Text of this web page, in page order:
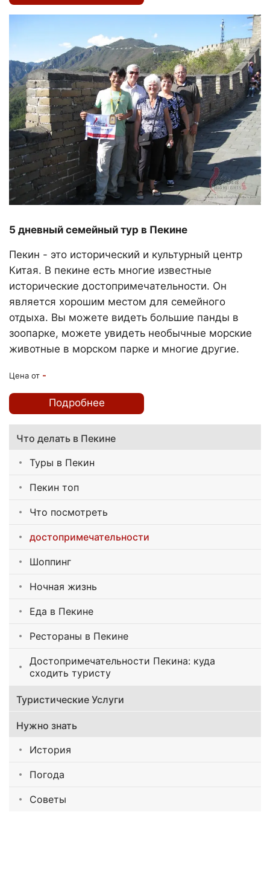
5 дневный семейный тур в Пекине
Пекин - это исторический и культурный центр
Китая. В пекине есть многие известные
исторические достопримечательности. Он
является хорошим местом для семейного
отдыха. Вы можете видеть большие панды в
зоопарке, можете увидеть необычные морские
животные в морском парке и многие другие.
Цена от -
Подробнее
Что делать в Пекине
Туры в Пекин
Пекин топ
Что посмотреть
достопримечательности
Шоппинг
Ночная жизнь
Еда в Пекине
Рестораны в Пекине
Достопримечательности Пекина: куда
сходить туристу
Туристические Услуги
Нужно знать
История
Погода
Советы